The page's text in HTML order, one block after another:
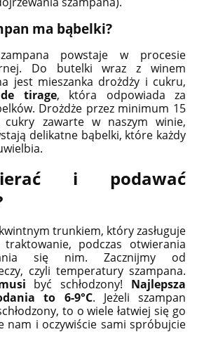
ma bąbelki?
powstaje w procesie
Do butelki wraz z winem
jest mieszanka drożdży i cukru,
tirage, która odpowiada za
Drożdże przez minimum 15
cukry zawarte w naszym winie,
delikatne bąbelki, które każdy
i podawać
trunkiem, który zasługuje
podczas otwierania
się nim. Zacznijmy od
czyli temperatury szampana.
być schłodzony! Najlepsza
to 6-9°C. Jeżeli szampan
to o wiele łatwiej się go
nam i oczywiście sami spróbujcie